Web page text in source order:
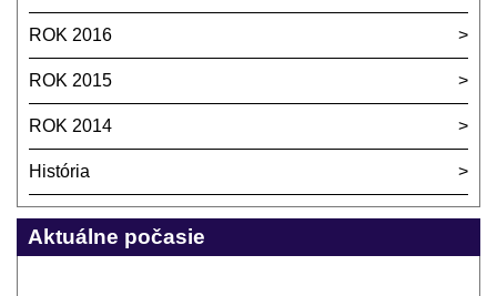
ROK 2016
ROK 2015
ROK 2014
História
Aktuálne počasie